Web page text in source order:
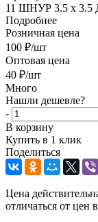
11 ШНУР 3.5 х 3.5
Подробнее
Розничная цена
100 ₽/шт
Оптовая цена
40 ₽/шт
Много
Нашли дешевле?
-
В корзину
Купить в 1 клик
Поделиться
Цена
отличаться от цен